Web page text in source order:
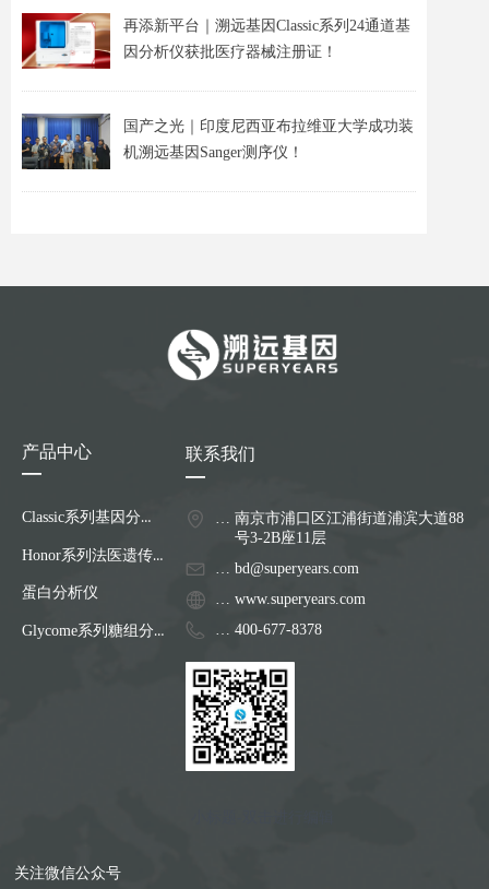
再添新平台｜溯远基因Classic系列24通道基
因分析仪获批医疗器械注册证！
国产之光｜印度尼西亚布拉维亚大学成功装
机溯远基因Sanger测序仪！
产品中心
—
Classic系列基因分析仪
Honor系列法医遗传分析仪
蛋白分析仪
Glycome系列糖组分析仪
联系我们
—
地址：
南京市浦口区江浦街道浦滨大道88
号3-2B座11层
邮箱：
bd@superyears.com
网址：http://www.superyears.com
www.superyears.com
电话：
400-677-8378
关注微信公众号